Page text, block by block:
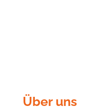
Über uns